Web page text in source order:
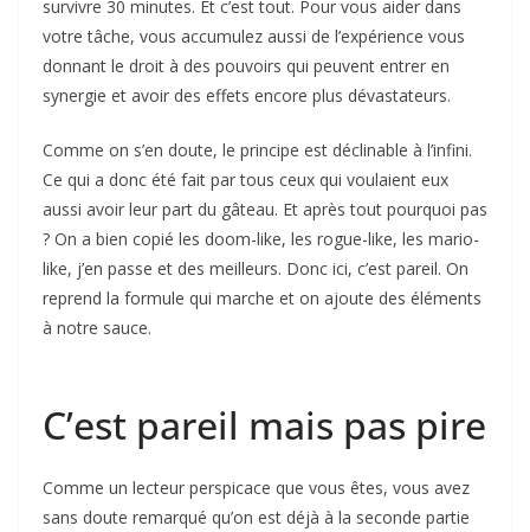
survivre 30 minutes. Et c’est tout. Pour vous aider dans
votre tâche, vous accumulez aussi de l’expérience vous
donnant le droit à des pouvoirs qui peuvent entrer en
synergie et avoir des effets encore plus dévastateurs.
Comme on s’en doute, le principe est déclinable à l’infini.
Ce qui a donc été fait par tous ceux qui voulaient eux
aussi avoir leur part du gâteau. Et après tout pourquoi pas
? On a bien copié les doom-like, les rogue-like, les mario-
like, j’en passe et des meilleurs. Donc ici, c’est pareil. On
reprend la formule qui marche et on ajoute des éléments
à notre sauce.
C’est pareil mais pas pire
Comme un lecteur perspicace que vous êtes, vous avez
sans doute remarqué qu’on est déjà à la seconde partie